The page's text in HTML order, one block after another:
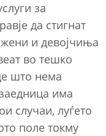
за
да стигнат
и девојчиња
во тешко
што нема
има
случаи, луѓето
поле токму